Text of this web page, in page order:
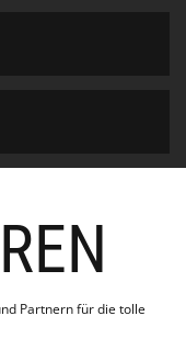
Partnern für die tolle